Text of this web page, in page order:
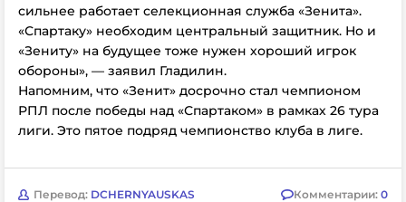
сильнее работает селекционная служба «Зенита».
«Спартаку» необходим центральный защитник. Но и
«Зениту» на будущее тоже нужен хороший игрок
обороны», — заявил Гладилин.
Напомним, что «Зенит» досрочно стал чемпионом
РПЛ после победы над «Спартаком» в рамках 26 тура
лиги. Это пятое подряд чемпионство клуба в лиге.
Перевод: DCHERNYAUSKAS Комментарии: 0